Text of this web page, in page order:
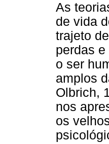
As
de vida
trajeto
perdas
o ser
amplos
Olbrich,
nos
os